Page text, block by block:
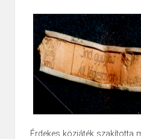
Érdekes közjáték szakította